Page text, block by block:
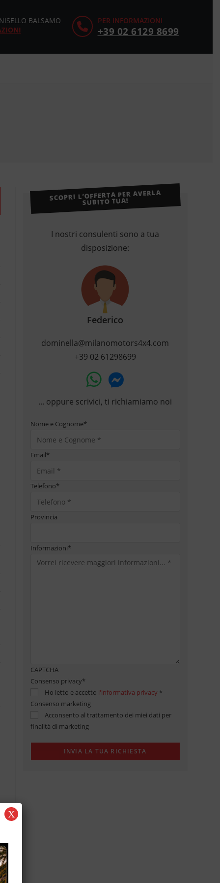
PER INFORMAZIONI
+39 02 6129 8699
BALSAMO
SCOPRI L’OFFERTA PER AVERLA
SUBITO TUA!
I nostri consulenti sono a tua
disposizione:
Federico
dominella@milanomotors4x4.com
+39 02 61298699
... oppure scrivici, ti richiamiamo noi
Nome e Cognome*
Email*
Telefono*
Provincia
Informazioni*
CAPTCHA
Consenso privacy*
Ho letto e accetto l'informativa privacy *
Consenso marketing
Acconsento al trattamento dei miei dati per
finalità di marketing
X